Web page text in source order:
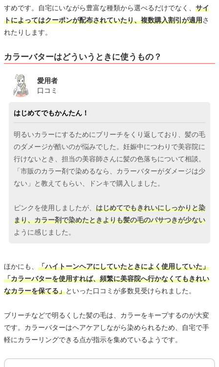
すめです。自宅にいながら豊富な種類から選べるだけでなく、 サイ
トによってはクーポンが配布されていたり、複数購入割引が適用さ
れたりします。
カラーバターはどういうときに使うもの？
愛用者
口コミ
はじめてでもかんたん！
明るいカラーにするためにブリーチをくり返しており、髪の毛
のダメージが酷いのが悩みでした。妊娠中につわりで美容院に
行けないとき、担当の美容師さんに髪の色落ちについて相談。
「市販のカラー剤で染めるなら、カラーバターがダメージは少
ない」と教えてもらい、ドンキで購入しました。
ピンクを使用しましたが、 はじめてでもきれいにしっかりと染
まり、カラー剤で染めたときよりも髪の毛のパサつきが少ない
ように感じました。
ほかにも、 「ハイトーンヘアにしていたときによく使用していた」
「カラーバターを使用すれば、頻繁に美容院へ行かなくてもきれい
なカラーを保てる」といった口コミが多数見受けられました。
ブリーチなどで明るくした髪の毛は、カラーをキープするのが大変
です。カラーバターはヘアケアしながら染められるため、自宅で手
軽にカラーリングできる点が指示を集めているようです。